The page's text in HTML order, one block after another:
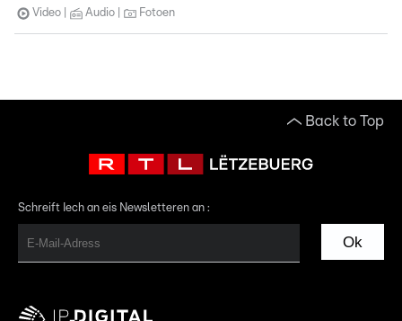
Video Audio Fotoen
Back to Top
Schreift Iech an eis Newsletteren an :
Ok